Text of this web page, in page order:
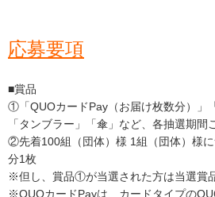
応募要項
■賞品
①「QUOカードPay（お届け枚数分）」
「タンブラー」「傘」など、各抽選期間
②先着100組（団体）様 1組（団体）様
分1枚
※但し、賞品①が当選された方は当選賞
※QUOカードPayは、カードタイプの